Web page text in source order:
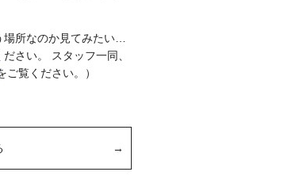
場所なのか見てみたい…
さい。 スタッフ一同、
ご覧ください。）